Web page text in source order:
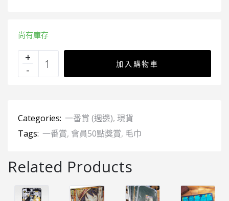
尚有庫存
加入購物車
Categories: 一番賞 (週邊), 現貨
Tags: 一番賞, 會員50點獎賞, 毛巾
Related Products